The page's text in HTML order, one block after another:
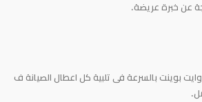
عن خبرة عريضة.
بوينت بالسرعة فى تلبية كل اعطال الصيانة ف